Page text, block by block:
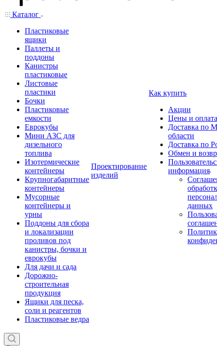
Каталог
Пластиковые
ящики
Паллеты и
поддоны
Канистры
пластиковые
Листовые
пластики
Бочки
Пластиковые
емкости
Еврокубы
Мини АЗС для
дизельного
топлива
Изотермические
контейнеры
Крупногабаритные
контейнеры
Мусорные
контейнеры и
урны
Поддоны для сбора
и локализации
проливов под
канистры, бочки и
еврокубы
Для дачи и сада
Дорожно-
строительная
продукция
Ящики для песка,
соли и реагентов
Пластиковые ведра
Проектирование
изделий
Как купить
Акции
Цены и оплата
Доставка по
области
Доставка по
Обмен и
информация
данных